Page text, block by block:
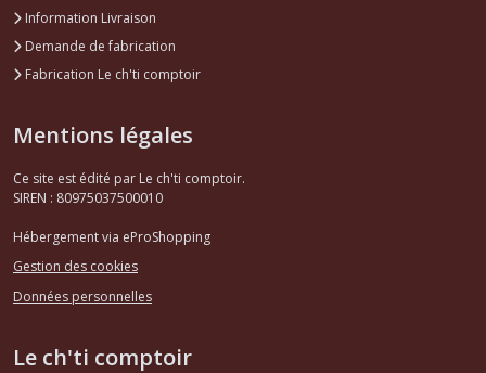
Pièces
alimentation
BX
moteur
BX
moteur
Information Livraison
Demande de fabrication
Fabrication Le ch'ti comptoir
Mentions légales
Ce site est édité par Le ch'ti comptoir.
SIREN : 80975037500010
Hébergement via eProShopping
Gestion des cookies
Données personnelles
Le ch'ti comptoir